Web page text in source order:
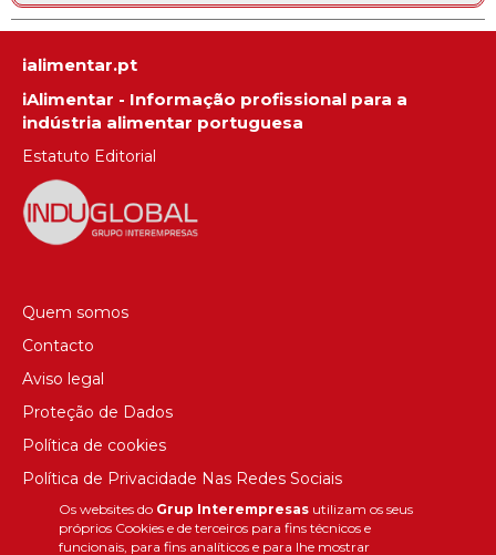
Os websites do Grup Interempresasutilizam os seus
próprios Cookies e de terceiros para fins técnicos e
funcionais, para fins analíticos e para lhe mostrar
ialimentar.pt
iAlimentar - Informação profissional para a
indústria alimentar portuguesa
Estatuto Editorial
Quem somos
Contacto
Aviso legal
Proteção de Dados
Política de cookies
Política de Privacidade Nas Redes Sociais
Canal de denúncias
Colaborações editoriais